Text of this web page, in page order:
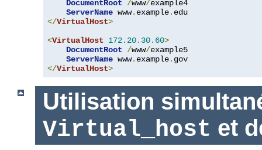
DocumentRoot
/www/example4
ServerName www. example.
</VirtualHost>
<VirtualHost 172.20. 30.60>
DocumentRoot
/www/example5
ServerName www. example.
</VirtualHost>
Utilisation
Virtual_host et